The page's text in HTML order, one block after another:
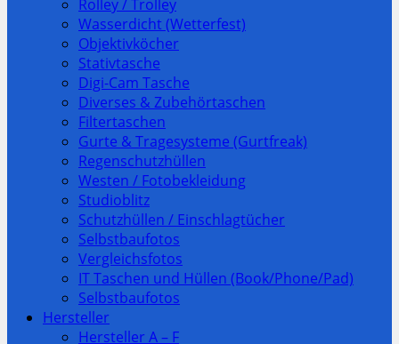
Rolley / Trolley
Wasserdicht (Wetterfest)
Objektivköcher
Stativtasche
Digi-Cam Tasche
Diverses & Zubehörtaschen
Filtertaschen
Gurte & Tragesysteme (Gurtfreak)
Regenschutzhüllen
Westen / Fotobekleidung
Studioblitz
Schutzhüllen / Einschlagtücher
Selbstbaufotos
Vergleichsfotos
IT Taschen und Hüllen (Book/Phone/Pad)
Selbstbaufotos
Hersteller
Hersteller A – F